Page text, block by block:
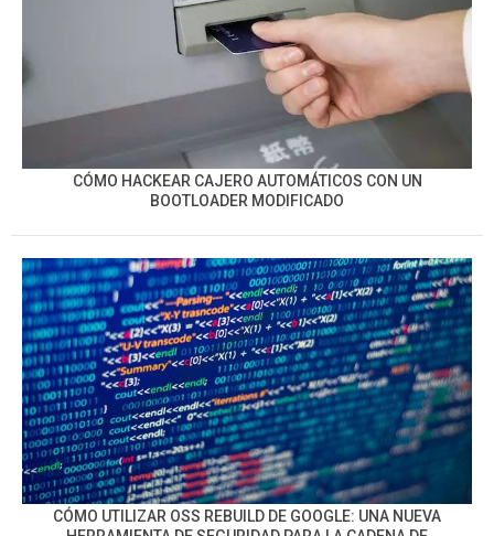
CÓMO HACKEAR CAJERO AUTOMÁTICOS CON UN
BOOTLOADER MODIFICADO
CÓMO UTILIZAR OSS REBUILD DE GOOGLE: UNA NUEVA